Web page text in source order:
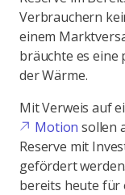
Verbrauchern
einem
bräuchte es eine
der Wärme.
Mit Verweis auf
Motion sollen
Reserve mit
gefördert
bereits heute für